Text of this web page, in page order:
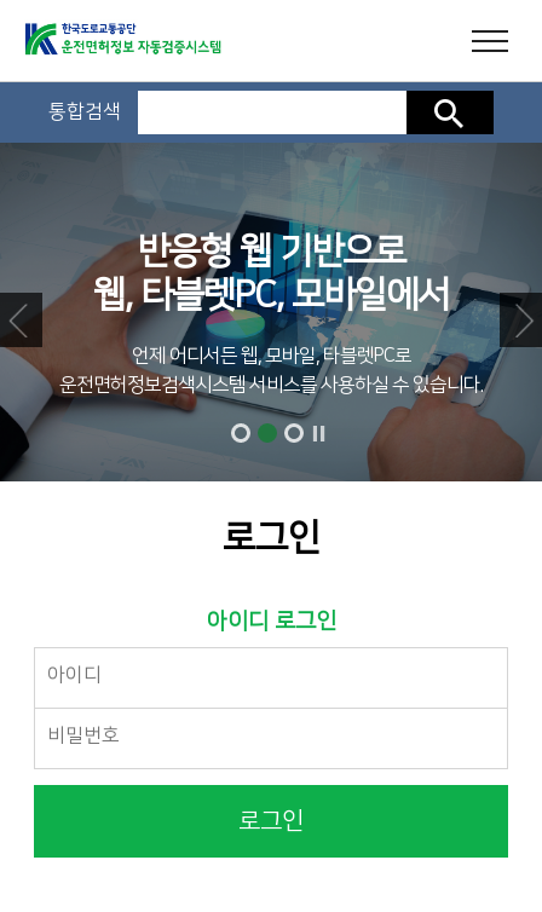
통합검색 검색
반응형 웹 기반으로
웹, 타블렛PC, 모바일에서
언제 어디서든 웹, 모바일, 타블렛PC로
운전면허정보검색시스템 서비스를 사용하실 수 있습니다.
로그인
아이디 로그인
로그인